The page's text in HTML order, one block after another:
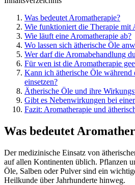
Was bedeutet Aromatherapie?
Wie funktioniert die Therapie mit
Wie läuft eine Aromatherapie ab?
Wo lassen sich ätherische Öle
Wer darf die Aromabehandlung
Für wen ist die Aromatherapie
Kann ich ätherische Öle während
einsetzen?
Ätherische Öle und ihre
Gibt es Nebenwirkungen bei
Fazit: Aromatherapie und
Was bedeutet
Der medizinische Einsatz von
auf allen Kontinenten üblich. Pflanzen
Öle, Salben oder Pulver sind ein
Heilkunde über Jahrhunderte hinweg.